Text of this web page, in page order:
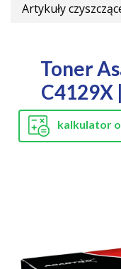
Artykuły
Toner
C4129X
kalkulator